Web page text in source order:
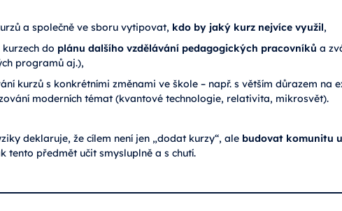
a společně ve sboru vytipovat, kdo by jaký kurz nejvíce využil,
do plánu dalšího vzdělávání pedagogických pracovníků a
programů aj.),
kurzů s konkrétními změnami ve škole – např. s větším důrazem na
moderních témat (kvantové technologie, relativita, mikrosvět).
deklaruje, že cílem není jen „dodat kurzy“, ale budovat komunitu
tento předmět učit smysluplně a s chutí.